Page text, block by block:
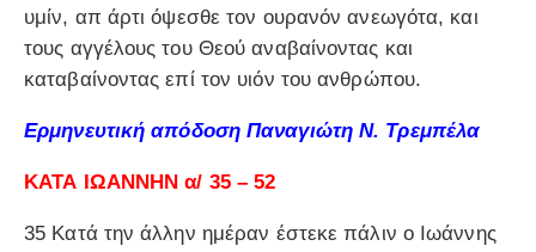
υμίν, απ άρτι όψεσθε τον ουρανόν ανεωγότα, και
τους αγγέλους του Θεού αναβαίνοντας και
καταβαίνοντας επί τον υιόν του ανθρώπου.
Ερμηνευτική απόδοση Παναγιώτη Ν. Τρεμπέλα
ΚΑΤΑ ΙΩΑΝΝΗΝ α/ 35 – 52
35 Κατά την άλλην ημέραν έστεκε πάλιν ο Ιωάννης